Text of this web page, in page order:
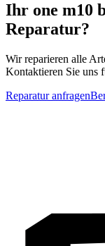
Ihr one m10
Reparatur?
Wir reparieren alle
Kontaktieren Sie uns
Reparatur anfragen